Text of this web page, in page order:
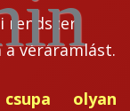
rendszer
a véráramlást.
olyan